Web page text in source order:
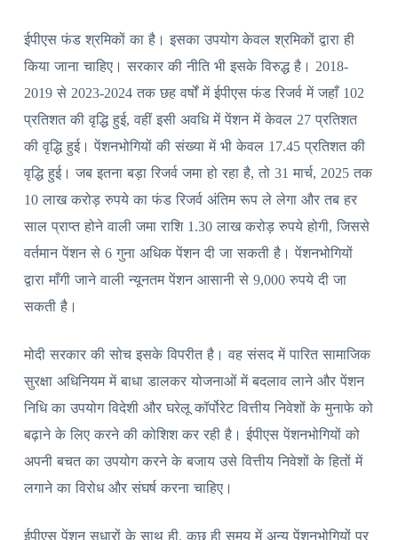
ईपीएस फंड श्रमिकों का है। इसका उपयोग केवल श्रमिकों द्वारा ही
किया जाना चाहिए। सरकार की नीति भी इसके विरुद्ध है। 2018-
2019 से 2023-2024 तक छह वर्षों में ईपीएस फंड रिजर्व में जहाँ 102
प्रतिशत की वृद्धि हुई, वहीं इसी अवधि में पेंशन में केवल 27 प्रतिशत
की वृद्धि हुई। पेंशनभोगियों की संख्या में भी केवल 17.45 प्रतिशत की
वृद्धि हुई। जब इतना बड़ा रिजर्व जमा हो रहा है, तो 31 मार्च, 2025 तक
10 लाख करोड़ रुपये का फंड रिजर्व अंतिम रूप ले लेगा और तब हर
साल प्राप्त होने वाली जमा राशि 1.30 लाख करोड़ रुपये होगी, जिससे
वर्तमान पेंशन से 6 गुना अधिक पेंशन दी जा सकती है। पेंशनभोगियों
द्वारा माँगी जाने वाली न्यूनतम पेंशन आसानी से 9,000 रुपये दी जा
सकती है।
मोदी सरकार की सोच इसके विपरीत है। वह संसद में पारित सामाजिक
सुरक्षा अधिनियम में बाधा डालकर योजनाओं में बदलाव लाने और पेंशन
निधि का उपयोग विदेशी और घरेलू कॉर्पोरेट वित्तीय निवेशों के मुनाफे को
बढ़ाने के लिए करने की कोशिश कर रही है। ईपीएस पेंशनभोगियों को
अपनी बचत का उपयोग करने के बजाय उसे वित्तीय निवेशों के हितों में
लगाने का विरोध और संघर्ष करना चाहिए।
ईपीएस पेंशन सुधारों के साथ ही, कुछ ही समय में अन्य पेंशनभोगियों पर